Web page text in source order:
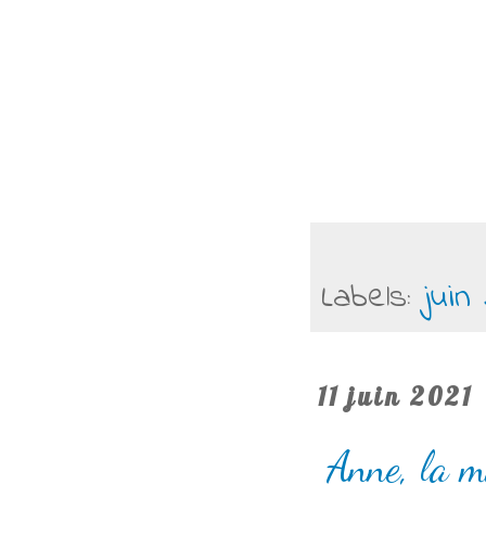
Labels:juin
11 juin 2021
Anne, la